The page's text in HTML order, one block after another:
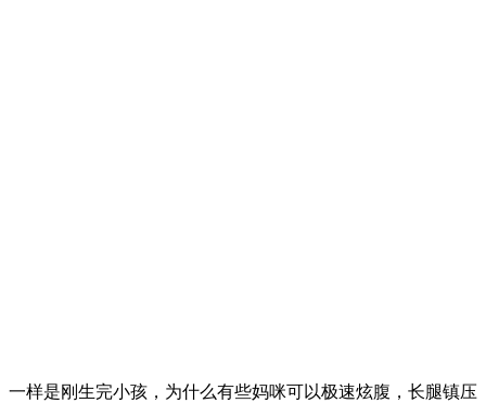
一样是刚生完小孩，为什么有些妈咪可以极速炫腹，长腿镇压